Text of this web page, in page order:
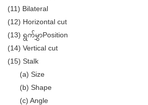
(11) Bilateral
(12) Horizontal cut
(13) ရွက်မွှာPosition
(14) Vertical cut
(15) Stalk
(a) Size
(b) Shape
(c) Angle